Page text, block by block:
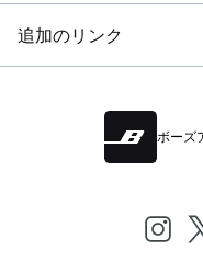
追加のリンク
ボーズ